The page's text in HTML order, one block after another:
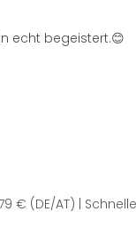
echt begeistert.😊
€ (DE/AT) |